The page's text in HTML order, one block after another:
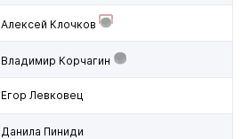
Алексей Клочков
Владимир Корчагин
Егор Левковец
Данила Пиниди